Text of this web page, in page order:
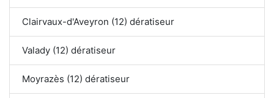
Clairvaux-d'Aveyron (12) dératiseur
Valady (12) dératiseur
Moyrazès (12) dératiseur